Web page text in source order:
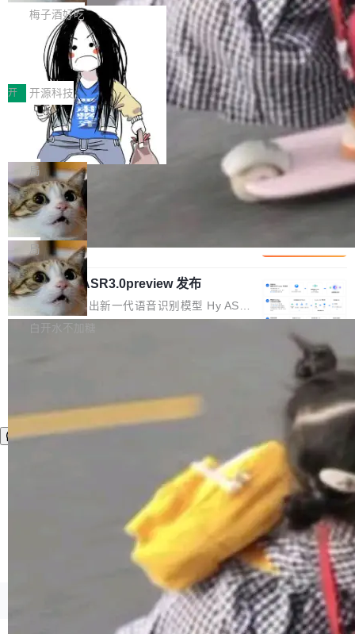
续增长的AI成本该如何优化。 深信服AI算力网关
正是围绕这些实际问题，从Token治理和成本治
理两个方面，让用户的每一份算力都看得清、管
得住、用得稳、省得下、更安全！ 一、从现在开
始，Token使用一目...
wat（Google 员工编号 23，Jeff Dean 二十多
年的编程搭档，MapReduce 和 Bigtable 的共同
作者）、Quoc Le（Google 大脑核心成员，Se
q2Seq 和 DocAI 的共同发明人）以及 Oriol Vin
yals（Gemini 联合负责人，AlphaSta...
把「看得清、用母语、记得住」三件事一次补
齐。 SolonCode 是什么 SolonCode 是杭州无
耳科技研发的企业级终端编码智能体——一位全
中文驱动的数字员工，自主理解需求、规划步
骤、编写代码。不挑模型、不挑平台，curl 一行
装完即用。 开源地址：Gitee · GitCode · GitHu
b 安装 支持 Java 8+（8~26）、macOS / Linu
x / Windows / Harmony PC。 # macOS / Linu
x / Harmony PC curl -fsSL https://solon.noea
r.org/solon...
梅子酒好吃
让“代码语义理解”深度释放AI Coding
价值潜能：华为云码道（CodeArts）
代码仓技术解析
一、代码仓深度理解技术的作用与价值 在软件工
程实践中，代码仓是企业核心知识资产的主要载
体。企业级代码仓库通常包含数十万乃至数百万
个文件，其规模远超单次模型调用可承载的上下
文窗口。随着项目规模的持续扩张与代码历史的
不断累积，代码仓中的模块关系、接口契约、业
务逻辑等关键信息往往分散于数十乃至数百个文
件之中，形成高度复杂的知识关联网络。传统的
代码检索手段（如关键词匹配、目录遍历）仅能
在语法层面完成文本定位，难以触及代码的语义
内涵与结构关联，导致开发者使用代码智能体在
理解大规模代码仓时面临显著"代码仓理解"瓶
颈。 代码仓深度理解服务（以下简称" CodeBas
e深度理解服务"）是华为云码道（CodeA...
开 开源科技
一条“删库”命令跑 17 小时，算法工程
师删光 89TB 数据只为干私活
最高人民检察院8月4日公布了一起案件：北京一
名90后算法工程师王某，为了给自己接的私活腾
服务器空间，删光了公司AI游戏部门的全部核心
数据。 王某2024年1月入职东城区某科技公司AI
短剧部门，有互联网大厂背景。在公司内部架构
调整期间，部门三次通知全员将数据从A集群迁
移到B集群，王某都回复了"收到"。 他没有迁移
数据。2024年9月3日下午4点，他使用此前登录
的账号密码进入A集群，输入了一条被程序员圈
称为"删库跑路"的命令——最高管理员权限、无
局
Cloudflare 分享推理优化实践：KV ca
che 量化 + 权重压缩，吞吐量提升 4
1%，成本降 30%
Kimi 和 GLM 是当前最强的大模型系列之一，但
它们有一个共同的问题：太吃显存了。月之暗面
的 Kimi K 系列和智谱的 GLM 都是长上下文、M
oE 架构的大模型，好用到让人上瘾，但 GPU 显
存永远不够用。 Cloudflare 的 Workers AI 团队
一直在跑这些模型的推理。他们在官方博客上发
整性保护。效果是：吞吐量提升 41%，每 token
成本降低 30%，精度不变。 FP8 省的不仅是显
存 KV cache 是推理时最吃显...
局
腾讯混元 Hy ASR3.0preview 发布
腾讯混元正式推出新一代语音识别模型 Hy ASR
3.0preview。基于最新一代大语言模型 Hy3 的
让语音识别不再只是听清，而是真正听懂。通过
先理解你的语境和意图，再把准确的文字直接给
到你。从“逐字转写、单点优化”演进为“理解语
境、兼容场景、一键直出”。 Hy ASR 3.0 previe
w 不要求标准普通话，方言识别覆盖粤语、吴语
等 10 大方言片区和 20 余个二级小片区。在开
源评测集中，Hy ASR 3.0 preview 在多语种的
白开水不加糖
©OSCHINA(OSChina.NET) 京ICP备2025119063号